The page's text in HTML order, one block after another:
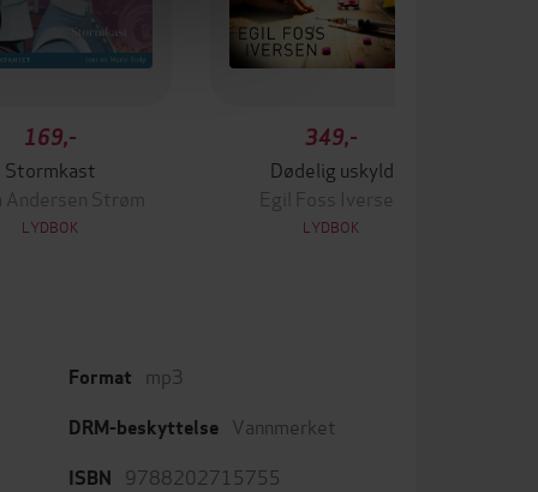
169,-
Stormkast
Andersen Strøm
LYDBOK
349,-
Dødelig uskyld
Egil Foss Iversen
LYDBOK
Format mp3
DRM-beskyttelse Vannmerket
ISBN 9788202715755